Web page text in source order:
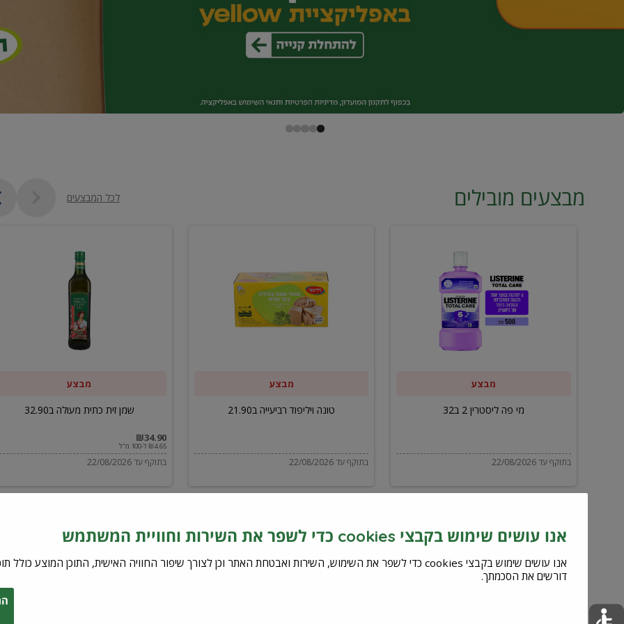
מבצעים מובילים לכל המבצעים
ליסטרין
מבצע
מי פה ליסטרין 2 ב32
בתוקף עד 22/08/2026
ויליפוד
רביעייה
מבצע
טונה ויליפוד רביעייה ב21.90
בתוקף עד 22/08/2026
מבצע
שמן זית כתית מעולה ב32.90
₪34.90
₪4.65 ל-100 מ"ל
בתוקף עד 22/08/2026
אנו עושים שימוש בקבצי cookies כדי לשפר את השירות וחוויית המשתמש
דורשים את הסכמתך.